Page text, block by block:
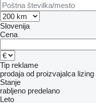
Slovenija
Cena
Tip reklame
prodaja od proizvajalca lizing
Stanje
rabljeno predelano
Leto